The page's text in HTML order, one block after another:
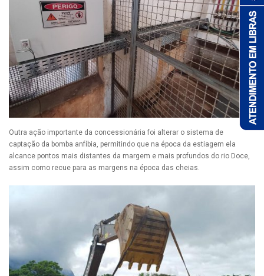
Outra ação importante da concessionária foi alterar o sistema de
captação da bomba anfíbia, permitindo que na época da estiagem ela
alcance pontos mais distantes da margem e mais profundos do rio Doce,
assim como recue para as margens na época das cheias.